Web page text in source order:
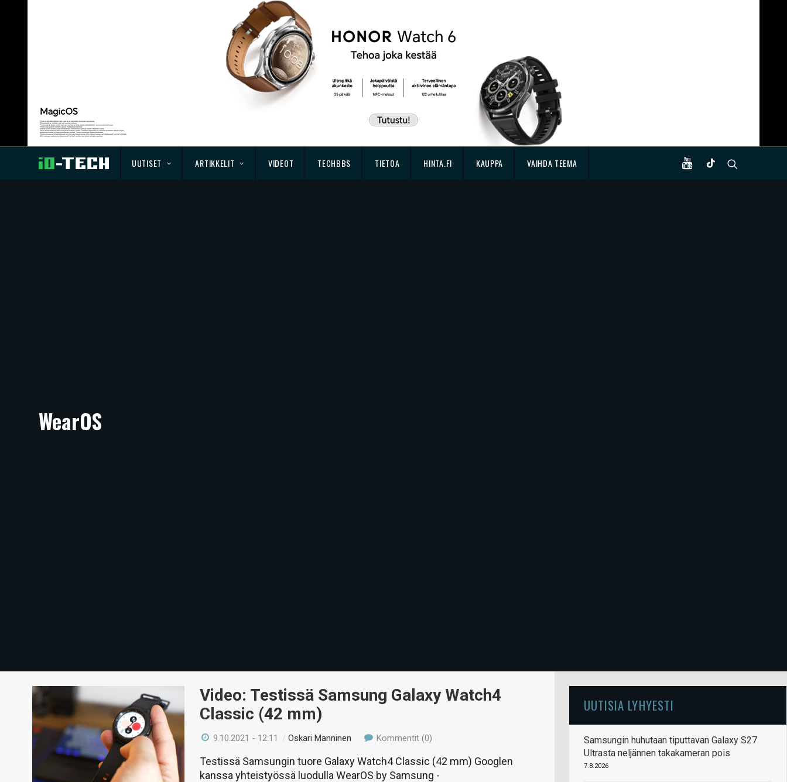
UUTISET ARTIKKELIT VIDEOT TECHBBS TIETOA HINTA.FI KAUPPA VAIHDA TEEMA
WearOS
Video: Testissä Samsung Galaxy Watch4
Classic (42 mm)
9.10.2021 - 12:11 /Oskari Manninen Kommentit (0)
Testissä Samsungin tuore Galaxy Watch4 Classic (42 mm) Googlen
kanssa yhteistyössä luodulla WearOS by Samsung -
UUTISIA LYHYESTI
Samsungin huhutaan tiputtavan Galaxy S27
Ultrasta neljännen takakameran pois
7.8.2026